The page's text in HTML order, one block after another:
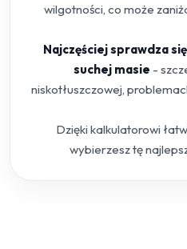
wilgotności, co może
Najczęściej sprawdza
suchej masie -
niskotłuszczowej,
Dzięki kalkulatorowi
wybierzesz tę